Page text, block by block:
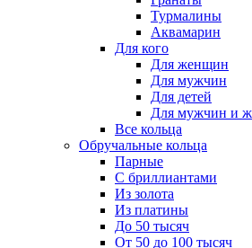
Турмалины
Аквамарин
Для кого
Для женщин
Для мужчин
Для детей
Для мужчин и
Все кольца
Обручальные кольца
Парные
С бриллиантами
Из золота
Из платины
До 50 тысяч
От 50 до 100 тысяч